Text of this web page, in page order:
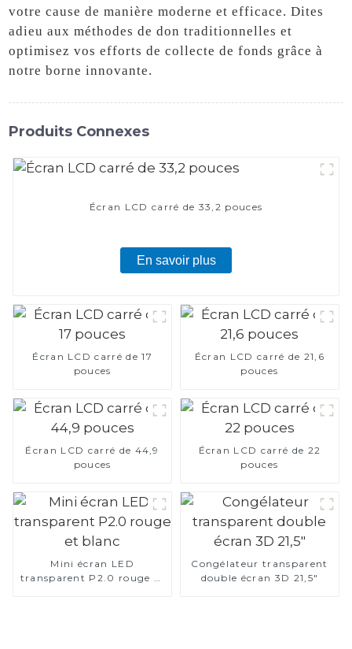
votre cause de manière moderne et efficace. Dites
adieu aux méthodes de don traditionnelles et
optimisez vos efforts de collecte de fonds grâce à
notre borne innovante.
Produits Connexes
Écran LCD carré de 33,2 pouces
En savoir plus
Écran LCD carré de 17
pouces
Écran LCD carré de 21,6
pouces
Écran LCD carré de 44,9
pouces
Écran LCD carré de 22
pouces
Mini écran LED
transparent P2.0 rouge et
Congélateur transparent
double écran 3D 21,5"